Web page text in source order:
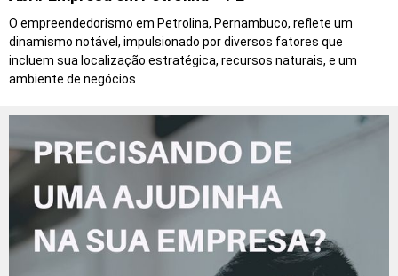
O empreendedorismo em Petrolina, Pernambuco, reflete um
dinamismo notável, impulsionado por diversos fatores que
incluem sua localização estratégica, recursos naturais, e um
ambiente de negócios